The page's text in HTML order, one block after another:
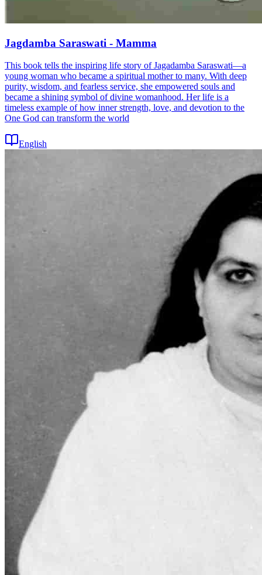
Jagdamba Saraswati - Mamma
This book tells the inspiring life story of Jagadamba Saraswati—a
young woman who became a spiritual mother to many. With deep
purity, wisdom, and fearless service, she empowered souls and
became a shining symbol of divine womanhood. Her life is a
timeless example of how inner strength, love, and devotion to the
One God can transform the world
English